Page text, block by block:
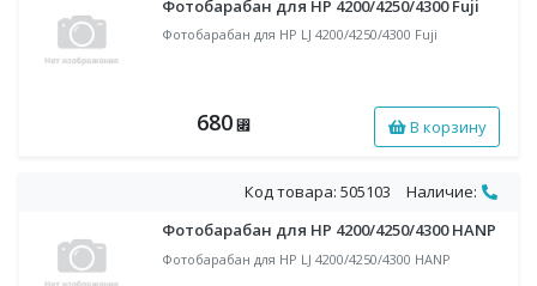
Фотобарабан для HP 4200/4250/4300 Fuji
Фотобарабан для HP LJ 4200/4250/4300 Fuji
680 ⃏ В корзину
Код товара: 505103
Наличие:
Фотобарабан для HP 4200/4250/4300 HANP
Фотобарабан для HP LJ 4200/4250/4300 HANP